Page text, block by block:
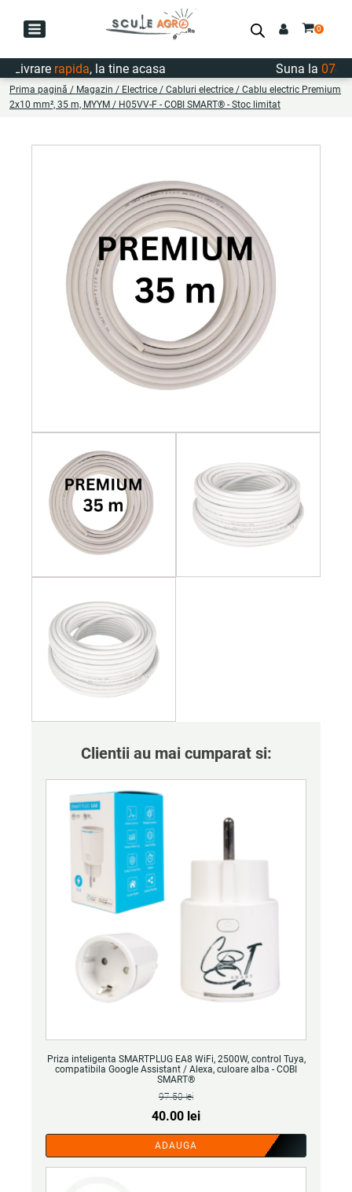
rapida, la tine acasa Suna la
Prima pagină / Magazin / Electrice / Cabluri electrice / Cablu electric Premium
2x10 mm², 35 m, MYYM / H05VV-F - COBI SMART® - Stoc limitat
Clientii au mai cumparat si:
Priza inteligenta SMARTPLUG EA8 WiFi, 2500W, control Tuya,
compatibila Google Assistant / Alexa, culoare alba - COBI
SMART®
97.50lei
Prețul
inițial
a
40.00 leiPrețul
curent
este:
ADAUGA